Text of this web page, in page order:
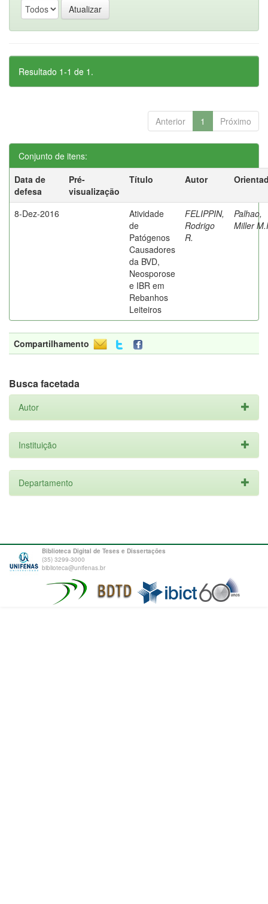
Resultado 1-1 de 1.
Anterior 1 Próximo
Conjunto de itens:
Data de
defesa
Pré-
visualização
Título Autor
8-Dez-2016
Atividade
de
Patógenos
Causadores
da BVD,
Neosporose
e IBR em
Rebanhos
Leiteiros
FELIPPIN,
Rodrigo
R.
Palhao,
Miller
Compartilhamento
Busca facetada
Autor
Instituição
Departamento
Biblioteca Digital de Teses e Dissertações
(35) 3299-3000
biblioteca@unifenas.br